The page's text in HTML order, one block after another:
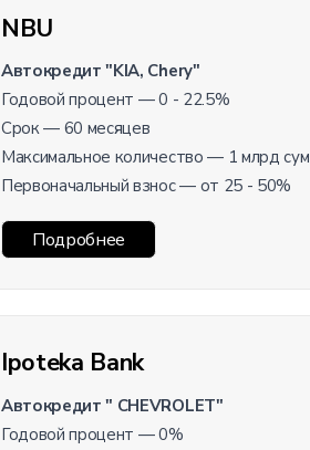
NBU
Автокредит "KIA, Chery"
Годовой процент — 0 - 22.5%
Срок — 60 месяцев
Максимальное количество — 1 млрд сум
Первоначальный взнос — от 25 - 50%
Подробнее
Ipoteka Bank
Автокредит " CHEVROLET"
Годовой процент — 0%